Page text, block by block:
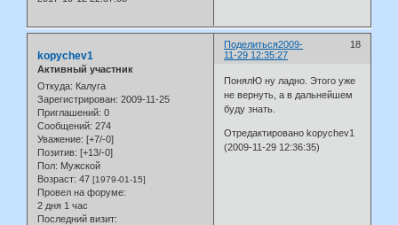
Поделиться 18
2009-
11-29 12:35:27
kopychev1
Активный участник
Откуда: Калуга
Зарегистрирован: 2009-11-25
Приглашений: 0
Сообщений: 274
Уважение: [+7/-0]
Позитив: [+13/-0]
Пол: Мужской
Возраст: 47 [1979-01-15]
Провел на форуме:
2 дня 1 час
Последний визит:
ПонялЮ ну ладно. Этого уже
не вернуть, а в дальнейшем
буду знать.
Отредактировано kopychev1
(2009-11-29 12:36:35)